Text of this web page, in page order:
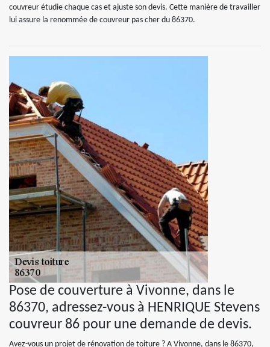
couvreur étudie chaque cas et ajuste son devis. Cette manière de travailler
lui assure la renommée de couvreur pas cher du 86370.
Pose de couverture à Vivonne, dans le
86370, adressez-vous à HENRIQUE Stevens
couvreur 86 pour une demande de devis.
Avez-vous un projet de rénovation de toiture ? A Vivonne, dans le 86370,